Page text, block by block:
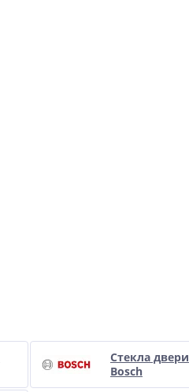
Стекла двери
Bosch